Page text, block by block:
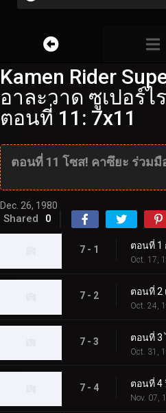
Kamen Rider
อาละวาด ซูเปอร์ไ
ตอนที่ 11: 7x11
ตอนที่ 11 โซส! คาซึยะ ร่วมมื
Dec. 26, 1980
Shared 0
7 - 1
Oct. 17,
7 - 2
Oct. 24,
7 - 3
Oct. 31,
7 - 4
Nov. 07,